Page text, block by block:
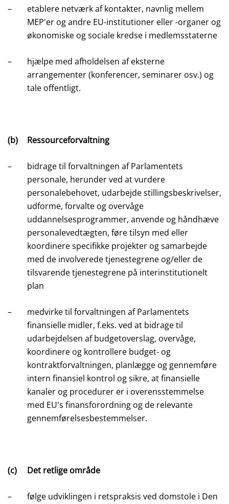
–
etablere netværk af kontakter, navnlig mellem
MEP'er og andre EU-institutioner eller -organer og
økonomiske og sociale kredse i medlemsstaterne
–
hjælpe med afholdelsen af eksterne
arrangementer (konferencer, seminarer osv.) og
tale offentligt.
(b) Ressourceforvaltning
–
bidrage til forvaltningen af Parlamentets
personale, herunder ved at vurdere
personalebehovet, udarbejde stillingsbeskrivelser,
udforme, forvalte og overvåge
uddannelsesprogrammer, anvende og håndhæve
personalevedtægten, føre tilsyn med eller
koordinere specifikke projekter og samarbejde
med de involverede tjenestegrene og/eller de
tilsvarende tjenestegrene på interinstitutionelt
plan
–
medvirke til forvaltningen af Parlamentets
finansielle midler, f.eks. ved at bidrage til
udarbejdelsen af budgetoverslag, overvåge,
koordinere og kontrollere budget- og
kontraktforvaltningen, planlægge og gennemføre
intern finansiel kontrol og sikre, at finansielle
kanaler og procedurer er i overensstemmelse
med EU's finansforordning og de relevante
gennemførelsesbestemmelser.
(c) Det retlige område
– følge udviklingen i retspraksis ved domstole i Den